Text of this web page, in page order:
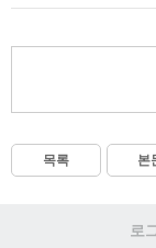
목록 본
로